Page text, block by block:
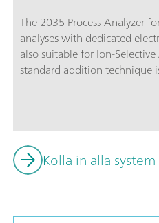
The 2035 Process Analyzer
analyses with dedicated
also suitable for Ion-
standard addition technique
concentrations in plating
today. The technique is
this
determination based on the
Kolla in alla